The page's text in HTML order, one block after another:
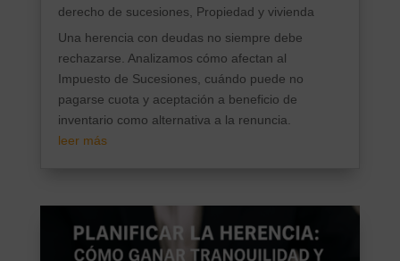
derecho de sucesiones
Propiedad y vivienda
Una herencia con deudas no siempre debe
rechazarse. Analizamos cómo afectan al
Impuesto de Sucesiones, cuándo puede no
pagarse cuota y aceptación a beneficio de
inventario como alternativa a la renuncia.
leer más